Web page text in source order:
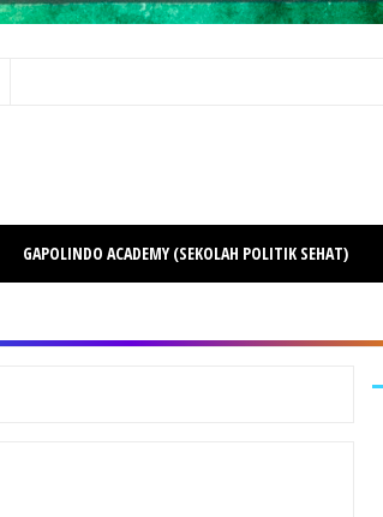
GAPOLINDO ACADEMY (SEKOLAH POLITIK SEHAT)